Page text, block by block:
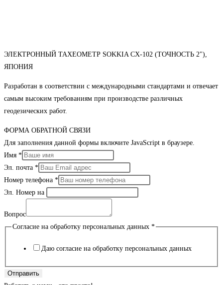
ЭЛЕКТРОННЫЙ ТАХЕОМЕТР SOKKIA CX-102 (ТОЧНОСТЬ 2"),
ЯПОНИЯ
Разработан в соответствии с международными стандартами и отвечает
самым высоким требованиям при производстве различных
геодезических работ.
ФОРМА ОБРАТНОЙ СВЯЗИ
Для заполнения данной формы включите JavaScript в браузере.
Имя *
Эл. почта *
Номер телефона *
Эл. Номер на
Вопрос
Согласие на обработку персональных данных *
Даю согласие на обработку персональных данных
Отправить